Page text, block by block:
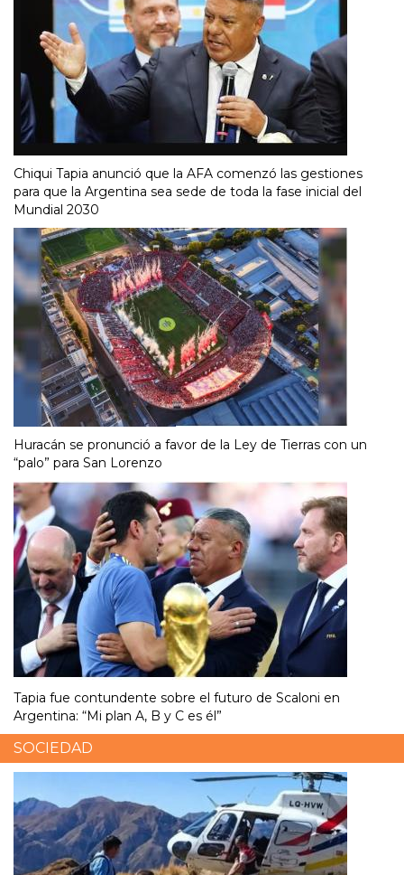
Chiqui Tapia anunció que la AFA comenzó las gestiones
para que la Argentina sea sede de toda la fase inicial del
Mundial 2030
Huracán se pronunció a favor de la Ley de Tierras con un
“palo” para San Lorenzo
Tapia fue contundente sobre el futuro de Scaloni en
Argentina: “Mi plan A, B y C es él”
SOCIEDAD